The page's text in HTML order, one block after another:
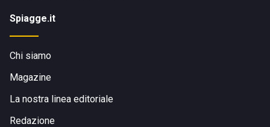
Spiagge.it
Chi siamo
Magazine
La nostra linea editoriale
Redazione